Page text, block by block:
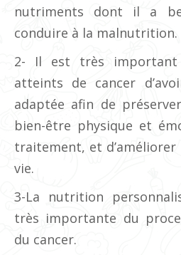
nutriments dont il a
conduire à la malnutrition.
2- Il est très
atteints de cancer
adaptée afin de
bien-être physique et
traitement, et
vie.
3-La nutrition
très importante du
du cancer.